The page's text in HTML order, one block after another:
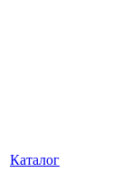
Каталог